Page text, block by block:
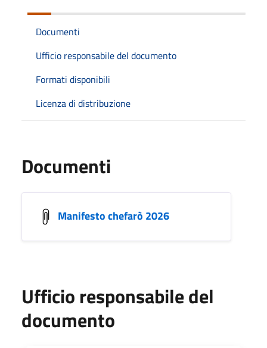
Documenti
Ufficio responsabile del documento
Formati disponibili
Licenza di distribuzione
Documenti
Manifesto chefarò 2026
Ufficio responsabile del
documento